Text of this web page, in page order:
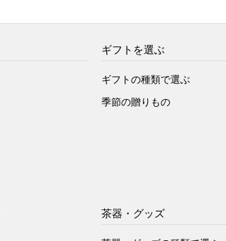
ギフトを選ぶ
ギフトの種類で選ぶ
季節の贈りもの
茶器・グッズ